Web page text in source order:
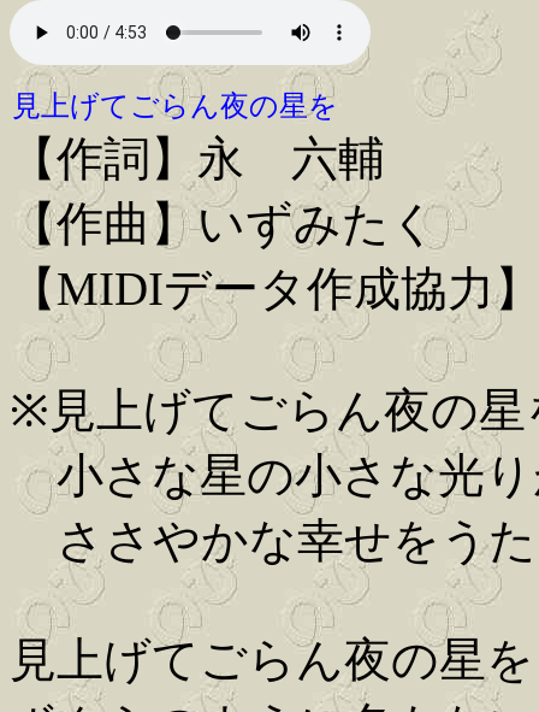
見上げてごらん夜の星を
【作詞】永 六輔
【作曲】いずみたく
【MIDIデータ作成協力
※見上げてごらん夜の星
小さな星の小さな光
ささやかな幸せをう
見上げてごらん夜の星を